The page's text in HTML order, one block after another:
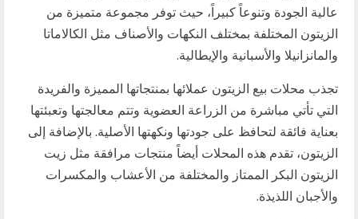
عالية الجودة وتنوعاً كبيراً، حيث توفر مجموعة متميزة من
الزيتون المختلفة بمختلف النكهات والأصناف مثل الكالاماتا
والمانزانيلا والأسبانية والإيطالية.
تجذب محلات بيع الزيتون عملائها بمنتجاتها المميزة والفريدة
التي تأتي مباشرة من الزراعة العضوية وتتم معالجتها وتعبئتها
بعناية فائقة لتحافظ على جودتها ونكهتها الأصلية. بالإضافة إلى
الزيتون، تقدم هذه المحلات أيضاً منتجات مرافقة مثل زيت
الزيتون البكر الممتاز والمختلفة من الأعشاب والمكسرات
والأجبان اللذيذة.